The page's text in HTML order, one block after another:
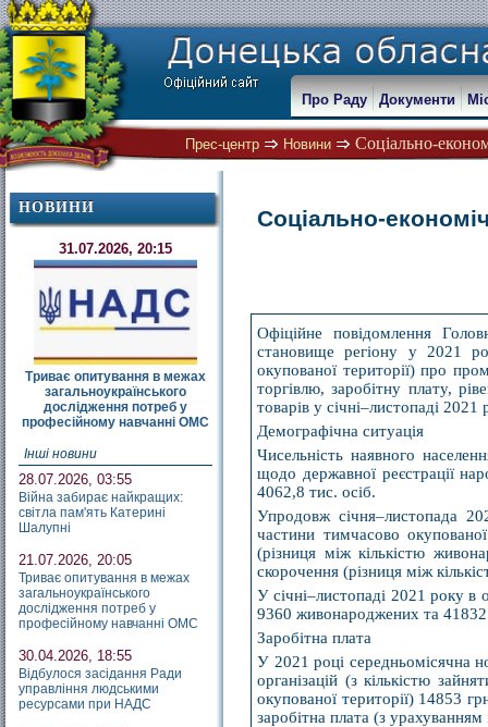
Прес-центр Новини Соціально-
Про Раду Документи
НОВИНИ
31.07.2026, 20:15
Триває опитування в межах
загальноукраїнського
дослідження потреб у
професійному навчанні ОМС
Інші новини
28.07.2026, 03:55
Війна забирає найкращих:
світла пам'ять Катерині
Шалупні
21.07.2026, 20:05
Триває опитування в межах
загальноукраїнського
дослідження потреб у
професійному навчанні ОМС
30.04.2026, 18:55
Відбулося засідання Ради
управління людськими
ресурсами при НАДС
Соціально-
Офіційне повідомлення
становище регіону у 2021
окупованої території) про
торгівлю, заробітну плату,
товарів у січні–листопаді 2021
Демографічна ситуація
Чисельність наявного
щодо державної реєстрації
4062,8 тис. осіб.
Упродовж січня–листопада
частини тимчасово
(різниця між кількістю
скорочення (різниця між
У січні–листопаді 2021 року в
9360 живонароджених та
Заробітна плата
У 2021 році середньомісячна
організацій (з кількістю
окупованої території) 14853
заробітна плата (з